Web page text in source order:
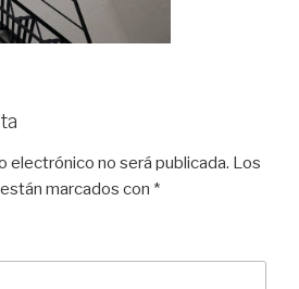
electrónico no será publicada. Los
marcados con *